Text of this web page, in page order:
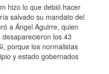
hizo lo que debió hacer
salvado su mandato del
a Ángel Aguirre, quien
los 43
porque los normalistas
y estado gobernados